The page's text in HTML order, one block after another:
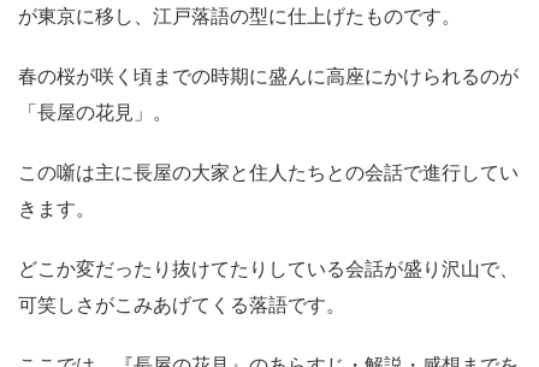
が東京に移し、江戸落語の型に仕上げたものです。
春の桜が咲く頃までの時期に盛んに高座にかけられるのが
「長屋の花見」。
この噺は主に長屋の大家と住人たちとの会話で進行してい
きます。
どこか変だったり抜けてたりしている会話が盛り沢山で、
可笑しさがこみあげてくる落語です。